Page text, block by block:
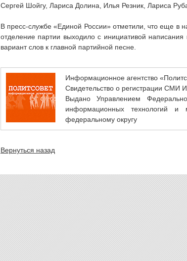
Сергей Шойгу, Лариса Долина, Илья Резник, Лариса
В пресс-службе «Единой России» отметили, что еще в
отделение партии выходило с инициативой
вариант слов к главной партийной песне.
Информационное агентство
Свидетельство о регистрации
Выдано Управлением
информационных технологий и
федеральному округу
Вернуться назад